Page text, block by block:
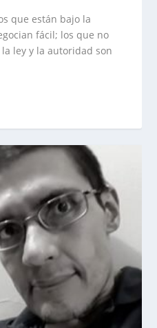
que están bajo la
fácil; los que no
ley y la autoridad son